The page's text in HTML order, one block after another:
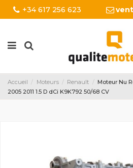
+34 617 256 623
Accueil Moteurs Renault
Moteur Nu
2005 2011 1.5 D dCi K9K792 50/68 CV